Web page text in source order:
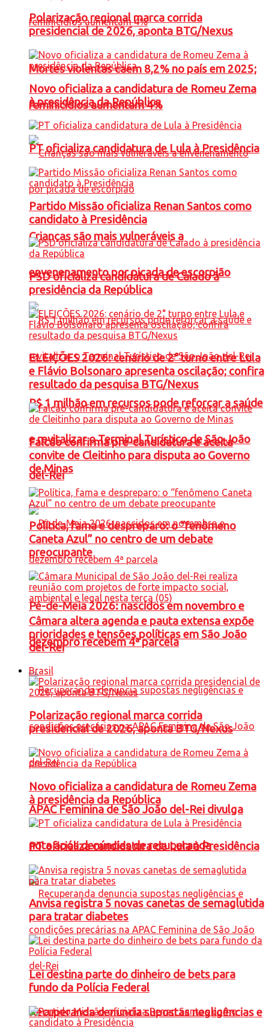
Mortes violentas caem 8,2% no país em 2025;
feminicídios aumentam 4%
Crianças são mais vulneráveis a
envenenamento por picada de escorpião
R$ 1 milhão em recursos pode reforçar a saúde
e revitalizar o Terminal Turístico de São João
del-Rei
Pé-de-Meia 2026: nascidos em novembro e
dezembro recebem 4ª parcela
APAC Feminina de São João del-Rei divulga
nota após denúncias de recuperanda
Recuperanda denuncia supostas negligências e
Polarização regional marca corrida
presidencial de 2026, aponta BTG/Nexus
Novo oficializa a candidatura de Romeu Zema
à presidência da República
PT oficializa candidatura de Lula à Presidência
Partido Missão oficializa Renan Santos como
candidato à Presidência
PSD oficializa candidatura de Caiado à
presidência da República
ELEIÇÕES 2026: cenário de 2° turno entre Lula
e Flávio Bolsonaro apresenta oscilação; confira
resultado da pesquisa BTG/Nexus
Falcão confirma pré-candidatura e aceita
convite de Cleitinho para disputa ao Governo
de Minas
Política, fama e despreparo: o “fenômeno
Caneta Azul” no centro de um debate
preocupante
Câmara altera agenda e pauta extensa expõe
prioridades e tensões políticas em São João
del-Rei
Brasil
Polarização regional marca corrida
presidencial de 2026, aponta BTG/Nexus
Novo oficializa a candidatura de Romeu Zema
à presidência da República
PT oficializa candidatura de Lula à Presidência
Anvisa registra 5 novas canetas de semaglutida
para tratar diabetes
Lei destina parte do dinheiro de bets para
fundo da Polícia Federal